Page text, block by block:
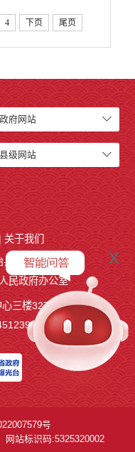
4 下页 尾页
府网站
级网站
| 关于我们
县人民政府
民政府办公室
三楼327室
x
号
网站标识码:5325320002